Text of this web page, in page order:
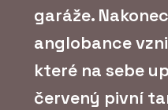
garáže.
anglobance
které na sebe
červený pivní